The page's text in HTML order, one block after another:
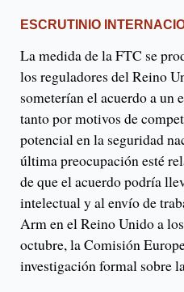
ESCRUTINIO
La medida de la FTC se
los reguladores del Reino
someterían el acuerdo a un
tanto por motivos de
potencial en la seguridad
última preocupación esté
de que el acuerdo podría
intelectual y al envío de
Arm en el Reino Unido a
octubre, la Comisión
investigación formal sobre